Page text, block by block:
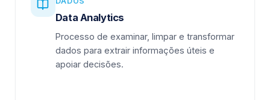
Data Analytics
Processo de examinar, limpar e transformar
dados para extrair informações úteis e
apoiar decisões.